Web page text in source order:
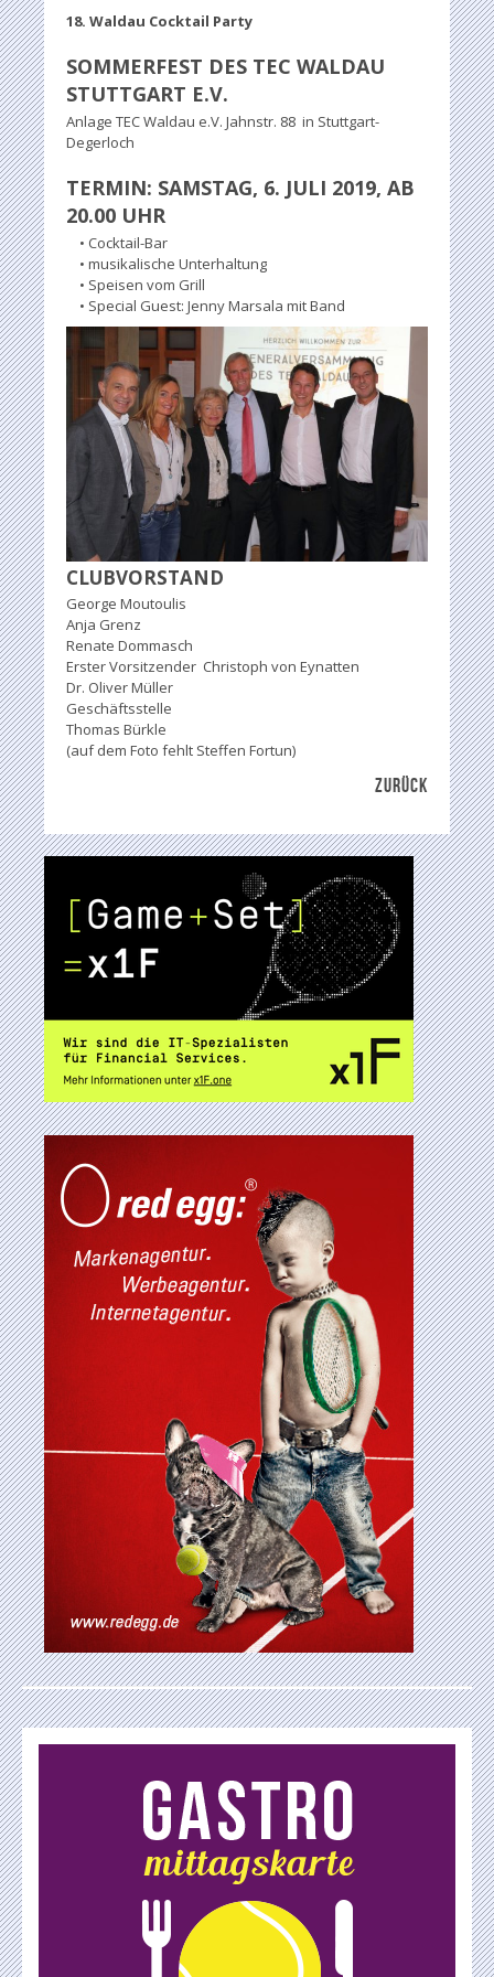
18. Waldau Cocktail Party
SOMMERFEST DES TEC WALDAU
STUTTGART E.V.
Anlage TEC Waldau e.V. Jahnstr. 88 in Stuttgart-
Degerloch
TERMIN: SAMSTAG, 6. JULI 2019, AB
20.00 UHR
• Cocktail-Bar
• musikalische Unterhaltung
• Speisen vom Grill
• Special Guest: Jenny Marsala mit Band
CLUBVORSTAND
George Moutoulis
Anja Grenz
Renate Dommasch
Erster Vorsitzender Christoph von Eynatten
Dr. Oliver Müller
Geschäftsstelle
Thomas Bürkle
(auf dem Foto fehlt Steffen Fortun)
ZURÜCK